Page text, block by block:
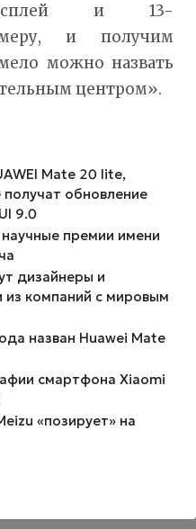
и 13-
и получим
можно назвать
центром».
Mate 20 lite,
обновление
9.0
премии имени
дизайнеры и
из компаний с мировым
назван Huawei Mate
смартфона Xiaomi
«позирует» на